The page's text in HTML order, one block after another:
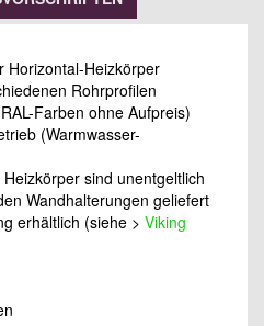
Horizontal-Heizkörper
Rohrprofilen
Farben ohne Aufpreis)
(Warmwasser-
sind unentgeltlich
Wandhalterungen geliefert
erhältlich (siehe > Viking